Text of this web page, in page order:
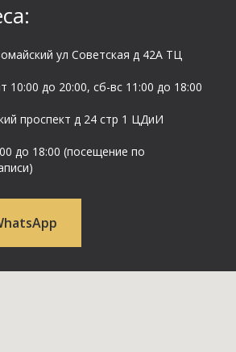
ул Cоветская д 42А ТЦ
10:00 до 20:00, сб-вс 11:00 до 18:00
проспект д 24 стр 1 ЦДиИ
до 18:00 (посещение по